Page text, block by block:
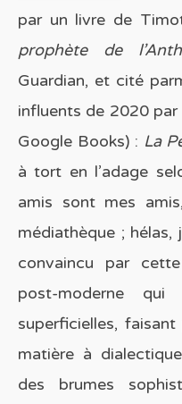
par un livre de
prophète de
Guardian, et cité
influents de 2020
Google Books) : La
à tort en l’adage
amis sont mes
médiathèque ; hélas,
convaincu par
post-moderne qui
superficielles,
matière à
des brumes